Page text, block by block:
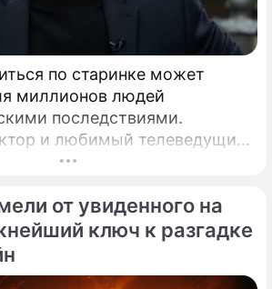
по старинке может
миллионов людей
последствиями.
и любимый телеведущий
Мясников обратил
который буквально
наши прошлые
о здоровье.
от увиденного на
ключ к разгадке